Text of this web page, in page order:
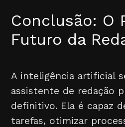
Conclusão: O
Futuro da
A inteligência artificial
assistente de redação
definitivo. Ela é capaz
tarefas, otimizar